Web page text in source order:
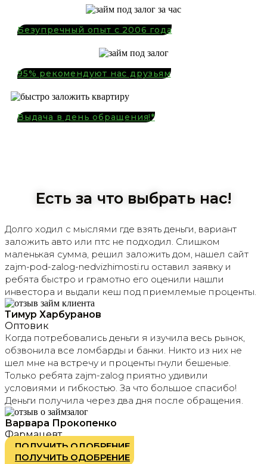
Безупречный опыт с 2006 года
95% рекомендуют нас друзьям
Выдача в день обращения!*
Есть за что выбрать нас!
Долго ходил с мыслями где взять деньги, вариант
заложить авто или птс не подходил. Слишком
маленькая сумма, решил заложить дом, нашел сайт
zajm-pod-zalog-nedvizhimosti.ru оставил заявку и
ребята быстро и грамотно его оценили нашли
инвестора и выдали кеш под приемлемые проценты.
Тимур Харбуранов
Оптовик
Когда потребовались деньги я изучила весь рынок,
обзвонила все ломбарды и банки. Никто из них не
шел мне на встречу и проценты гнули бешеные.
Только ребята zajm-zalog приятно удивили
условиями и гибкостью. За что большое спасибо!
Деньги получила через два дня после обращения.
Варвара Прокопенко
Фармацевт
ПОЛУЧИТЬ ОДОБРЕНИЕ
ПОЛУЧИТЬ ОДОБРЕНИЕ